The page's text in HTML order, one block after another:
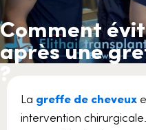
Comment
après une
?
La greffe de cheveux
intervention